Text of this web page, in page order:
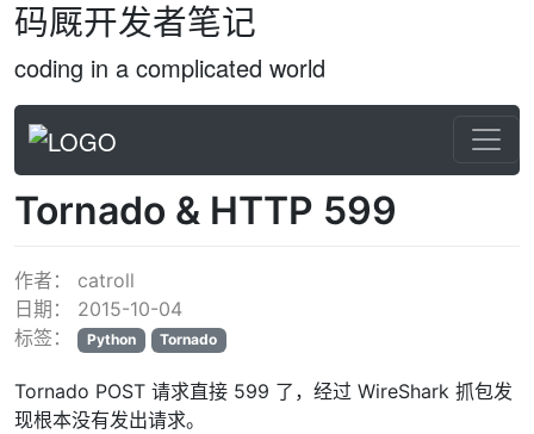
码厩开发者笔记
coding in a complicated world
Tornado & HTTP 599
作者： catroll
日期： 2015-10-04
标签：
Python Tornado
Tornado POST 请求直接 599 了，经过 WireShark 抓包发
现根本没有发出请求。